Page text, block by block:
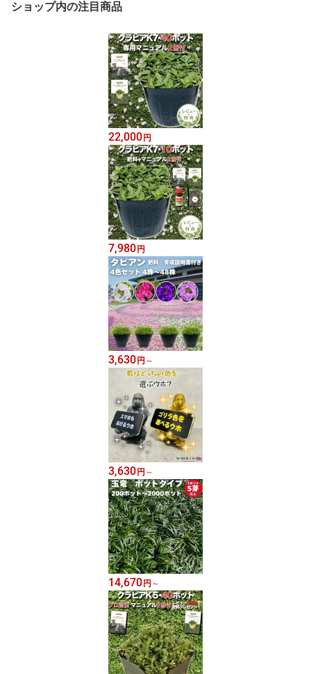
ショップ内の注目商品
22,000 円
7,980 円
3,630 円 ～
3,630 円 ～
14,670 円 ～